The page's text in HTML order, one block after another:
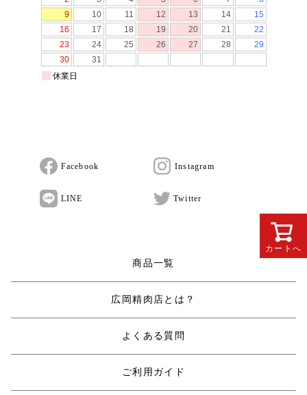
カートへ
Facebook Instagram
LINE Twitter
商品一覧
広岡精肉店とは？
よくある質問
ご利用ガイド